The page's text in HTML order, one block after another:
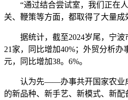
“通过结合尝试室，我们正在人
关、鞭策等方面，都取得了大量成
据统计，截至2024岁尾，宁波
21家，同比增加40%；外贸分析办
元，同比增加38。6%。
认为先——办事共开国家农业成
的新品种、新手艺、新模式、新